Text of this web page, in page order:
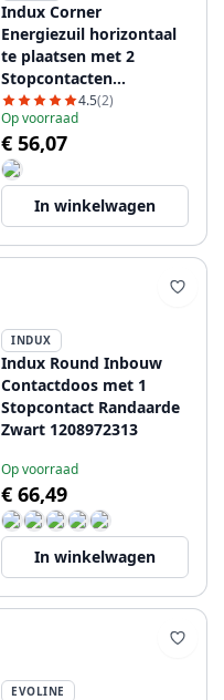
Indux Corner
Еnergiezuil horizontaal
te plaatsen met 2
Stopcontacten
Randaarde Zwart
1208953212
4.5(2)
Op voorraad
€ 56,07
In winkelwagen
INDUX
Indux Round Inbouw
Contactdoos met 1
Stopcontact Randaarde
Zwart 1208972313
Op voorraad
€ 66,49
In winkelwagen
EVOLINE